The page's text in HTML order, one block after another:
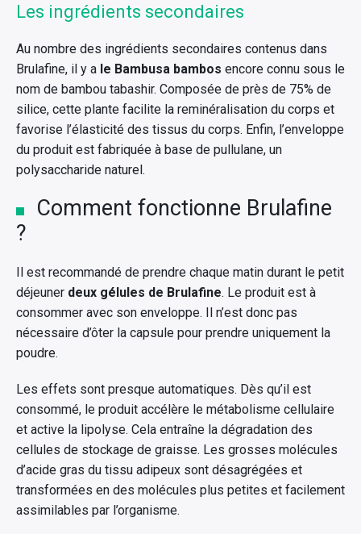
Les ingrédients secondaires
Au nombre des ingrédients secondaires contenus dans
Brulafine, il y a le Bambusa bambos encore connu sous le
nom de bambou tabashir. Composée de près de 75% de
silice, cette plante facilite la reminéralisation du corps et
favorise l’élasticité des tissus du corps. Enfin, l’enveloppe
du produit est fabriquée à base de pullulane, un
polysaccharide naturel.
Comment fonctionne Brulafine
?
Il est recommandé de prendre chaque matin durant le petit
déjeuner deux gélules de Brulafine. Le produit est à
consommer avec son enveloppe. Il n’est donc pas
nécessaire d’ôter la capsule pour prendre uniquement la
poudre.
Les effets sont presque automatiques. Dès qu’il est
consommé, le produit accélère le métabolisme cellulaire
et active la lipolyse. Cela entraîne la dégradation des
cellules de stockage de graisse. Les grosses molécules
d’acide gras du tissu adipeux sont désagrégées et
transformées en des molécules plus petites et facilement
assimilables par l’organisme.